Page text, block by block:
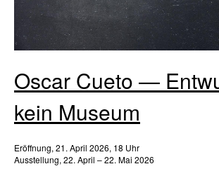
Oscar Cueto —
kein Museum
Eröffnung, 21. April 2026, 18 Uhr
Ausstellung, 22. April – 22. Mai 2026